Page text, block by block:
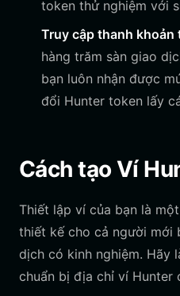
token thử nghiệm với
Truy cập thanh khoản
hàng trăm sàn giao
bạn luôn nhận được
đổi Hunter token lấy
Cách tạo Ví
Thiết lập ví của bạn là
thiết kế cho cả người mới
dịch có kinh nghiệm. Hãy
chuẩn bị địa chỉ ví Hunter